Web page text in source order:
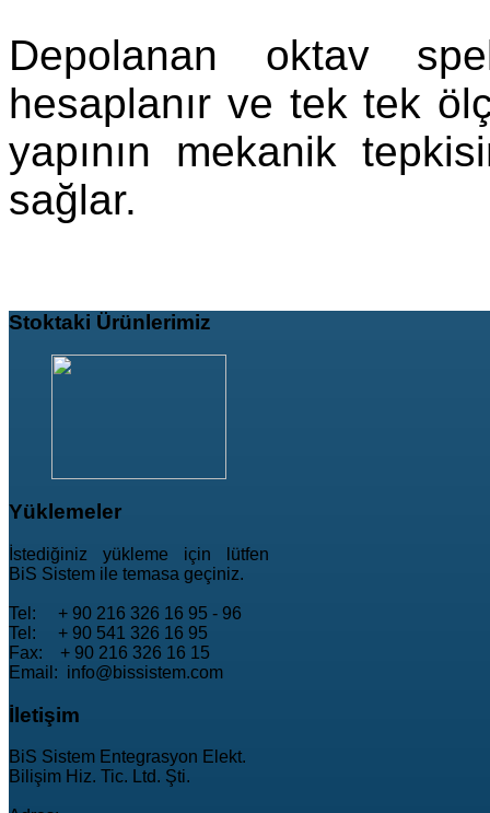
Depolanan oktav
hesaplanır ve tek tek
yapının mekanik
sağlar.
Stoktaki Ürünlerimiz
Yüklemeler
İstediğiniz yükleme için lütfen
BiS Sistem ile temasa geçiniz.
Tel: + 90 216 326 16 95 - 96
Tel: + 90 541 326 16 95
Fax: + 90 216 326 16 15
Email: info@bissistem.com
İletişim
BiS Sistem Entegrasyon Elekt.
Bilişim Hiz. Tic. Ltd. Şti.